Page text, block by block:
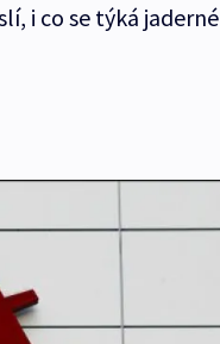
i co se týká jaderné